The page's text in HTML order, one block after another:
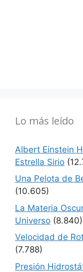
Lo más leído
Albert Einstein
Estrella Sirio
Una Pelota de
(10.605)
La Materia
Universo (8.840)
Velocidad de
(7.788)
Presión